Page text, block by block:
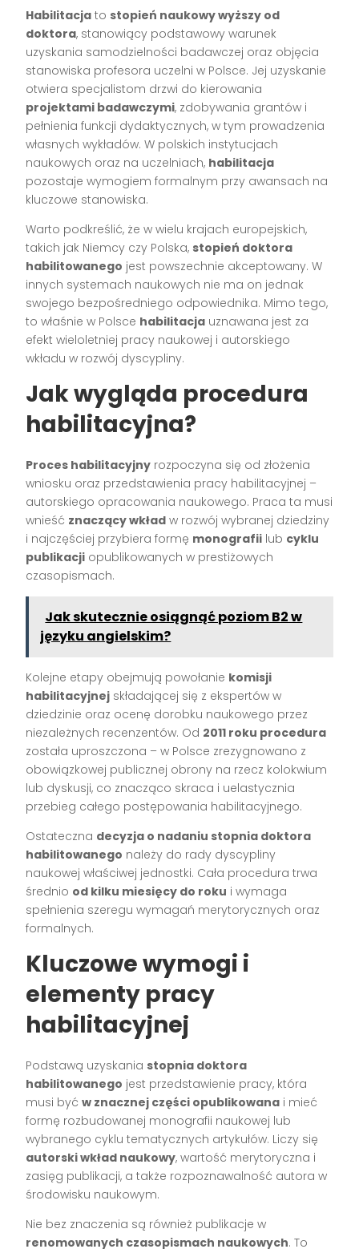
Habilitacja to stopień naukowy wyższy od
doktora, stanowiący podstawowy warunek
uzyskania samodzielności badawczej oraz objęcia
stanowiska profesora uczelni w Polsce. Jej uzyskanie
otwiera specjalistom drzwi do kierowania
projektami badawczymi, zdobywania grantów i
pełnienia funkcji dydaktycznych, w tym prowadzenia
własnych wykładów. W polskich instytucjach
naukowych oraz na uczelniach, habilitacja
pozostaje wymogiem formalnym przy awansach na
kluczowe stanowiska.
Warto podkreślić, że w wielu krajach europejskich,
takich jak Niemcy czy Polska, stopień doktora
habilitowanego jest powszechnie akceptowany. W
innych systemach naukowych nie ma on jednak
swojego bezpośredniego odpowiednika. Mimo tego,
to właśnie w Polsce habilitacja uznawana jest za
efekt wieloletniej pracy naukowej i autorskiego
wkładu w rozwój dyscypliny.
Jak wygląda procedura
habilitacyjna?
Proces habilitacyjny rozpoczyna się od złożenia
wniosku oraz przedstawienia pracy habilitacyjnej –
autorskiego opracowania naukowego. Praca ta musi
wnieść znaczący wkład w rozwój wybranej dziedziny
i najczęściej przybiera formę monografii lub cyklu
publikacji opublikowanych w prestiżowych
czasopismach.
Jak skutecznie osiągnąć poziom B2 w
języku angielskim?
Kolejne etapy obejmują powołanie komisji
habilitacyjnej składającej się z ekspertów w
dziedzinie oraz ocenę dorobku naukowego przez
niezależnych recenzentów. Od 2011 roku procedura
została uproszczona – w Polsce zrezygnowano z
obowiązkowej publicznej obrony na rzecz kolokwium
lub dyskusji, co znacząco skraca i uelastycznia
przebieg całego postępowania habilitacyjnego.
Ostateczna decyzja o nadaniu stopnia doktora
habilitowanego należy do rady dyscypliny
naukowej właściwej jednostki. Cała procedura trwa
średnio od kilku miesięcy do roku i wymaga
spełnienia szeregu wymagań merytorycznych oraz
formalnych.
Kluczowe wymogi i
elementy pracy
habilitacyjnej
Podstawą uzyskania stopnia doktora
habilitowanego jest przedstawienie pracy, która
musi byćw znacznej części opublikowana i mieć
formę rozbudowanej monografii naukowej lub
wybranego cyklu tematycznych artykułów. Liczy się
autorski wkład naukowy, wartość merytoryczna i
zasięg publikacji, a także rozpoznawalność autora w
środowisku naukowym.
Nie bez znaczenia są również publikacje w
renomowanych czasopismach naukowych. To